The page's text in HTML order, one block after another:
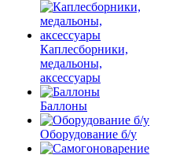
Каплесборники,
медальоны,
аксессуары
Баллоны
Оборудование б/у